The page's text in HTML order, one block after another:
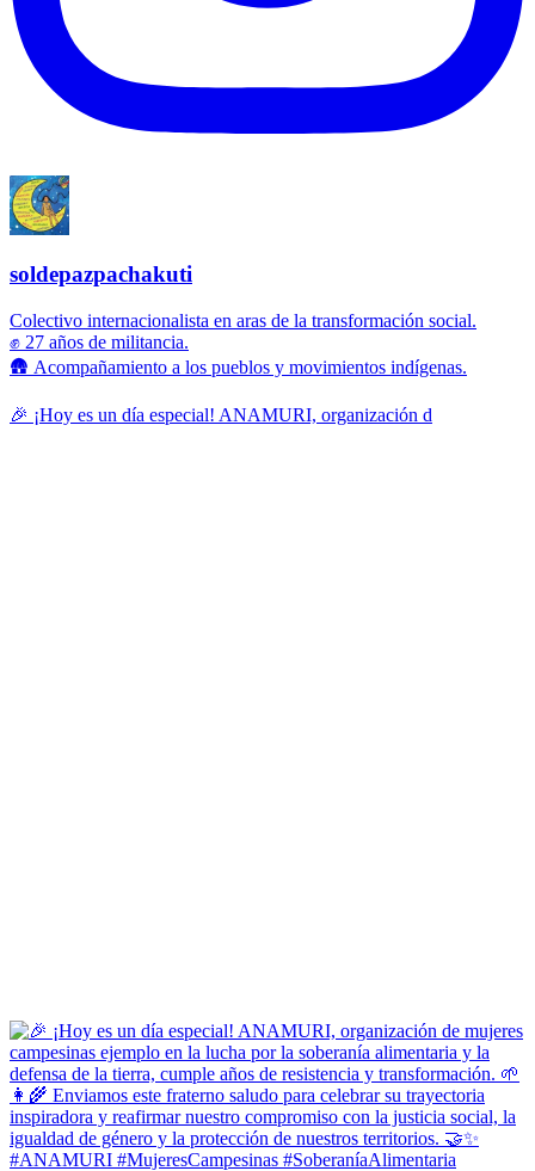
soldepazpachakuti
Colectivo internacionalista en aras de la transformación social.
✊ 27 años de militancia.
🛖 Acompañamiento a los pueblos y movimientos indígenas.
🎉 ¡Hoy es un día especial! ANAMURI, organización d